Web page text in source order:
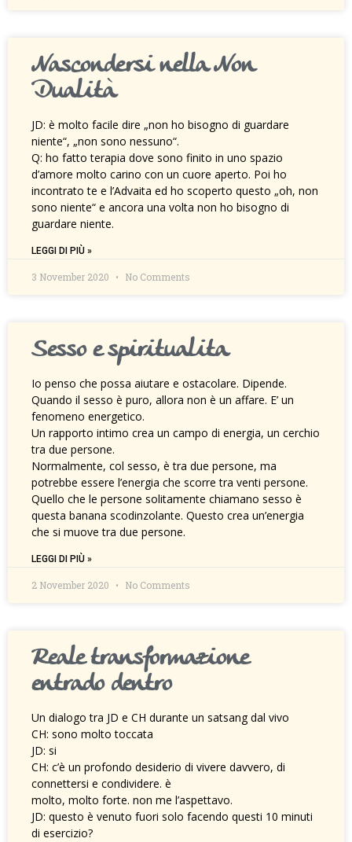
Nascondersi nella Non
Dualità
JD: è molto facile dire „non ho bisogno di guardare
niente“, „non sono nessuno“.
Q: ho fatto terapia dove sono finito in uno spazio
d’amore molto carino con un cuore aperto. Poi ho
incontrato te e l’Advaita ed ho scoperto questo „oh, non
sono niente“ e ancora una volta non ho bisogno di
guardare niente.
LEGGI DI PIÙ »
3 November 2020 No Comments
Sesso e spiritualita
Io penso che possa aiutare e ostacolare. Dipende.
Quando il sesso è puro, allora non è un affare. E’ un
fenomeno energetico.
Un rapporto intimo crea un campo di energia, un cerchio
tra due persone.
Normalmente, col sesso, è tra due persone, ma
potrebbe essere l’energia che scorre tra venti persone.
Quello che le persone solitamente chiamano sesso è
questa banana scodinzolante. Questo crea un’energia
che si muove tra due persone.
LEGGI DI PIÙ »
2 November 2020 No Comments
Reale transformazione
entrado dentro
Un dialogo tra JD e CH durante un satsang dal vivo
CH: sono molto toccata
JD: si
CH: c’è un profondo desiderio di vivere davvero, di
connettersi e condividere. è
molto, molto forte. non me l’aspettavo.
JD: questo è venuto fuori solo facendo questi 10 minuti
di esercizio?